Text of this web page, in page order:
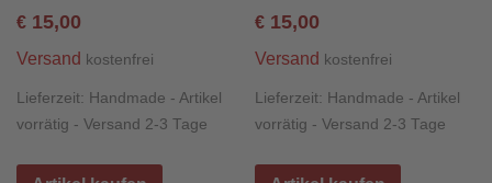
€ 15,00
Versand kostenfrei
Lieferzeit: Handmade - Artikel
vorrätig - Versand 2-3 Tage
€ 15,00
Versand kostenfrei
Lieferzeit: Handmade - Artikel
vorrätig - Versand 2-3 Tage